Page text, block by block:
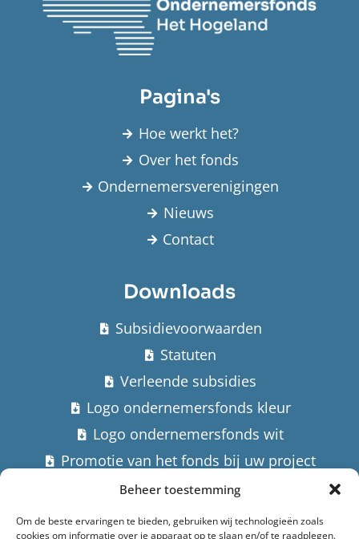
Beheer toestemming
Om de beste ervaringen te bieden, gebruiken wij technologieën zoals
cookies om informatie over je apparaat op te slaan en/of te raadplegen.
Pagina's
Hoe werkt het?
Over het fonds
Ondernemersverenigingen
Nieuws
Contact
Downloads
Subsidievoorwaarden
Statuten
Verleende subsidies
Logo ondernemersfonds kleur
Logo ondernemersfonds wit
Promotie van het fonds bij uw project
Contact